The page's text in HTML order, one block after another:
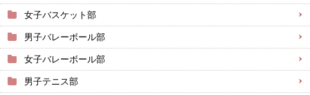
女子バスケット部
男子バレーボール部
女子バレーボール部
男子テニス部